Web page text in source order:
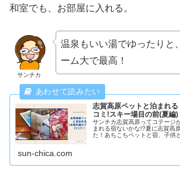
和室でも、お部屋に入れる。
サンチカ
温泉もいい湯でゆったりと
ーム大で最高！
志賀高原ペットと泊まれ
コミ!スキー場目の前(夏編)
サンチカ志賀高原ってコテージ
まれる宿ないかな!?夏に志賀高
た！あちこちペットと宿、子供
sun-chica.com